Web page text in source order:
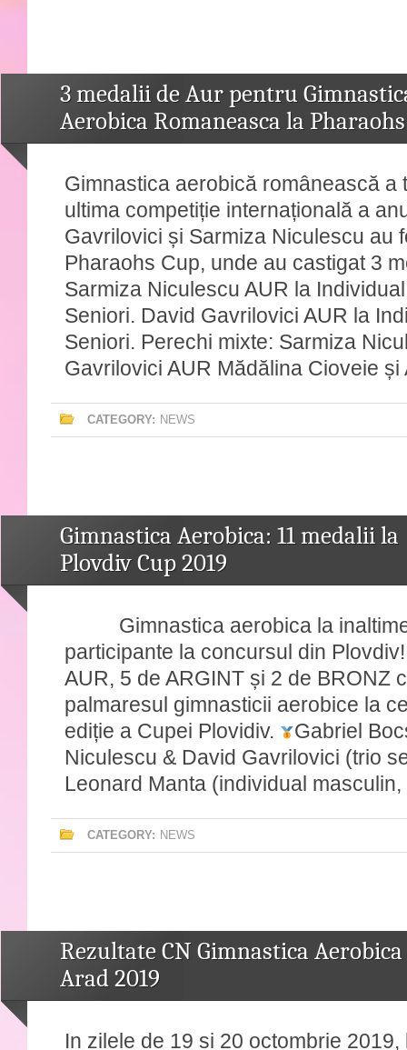
3 medalii de Aur pentru
Aerobica Romaneasca la
Gimnastica aerobică românească a
ultima competiție internațională a
Gavrilovici și Sarmiza Niculescu au
Pharaohs Cup, unde au castigat 3
Sarmiza Niculescu AUR la
Seniori. David Gavrilovici AUR la
Seniori. Perechi mixte: Sarmiza
Gavrilovici AUR Mădălina Cioveie
CATEGORY: NEWS
Gimnastica Aerobica: 11 medalii la
Plovdiv Cup 2019
Gimnastica aerobica la
participante la concursul din
AUR, 5 de ARGINT și 2 de BRONZ
palmaresul gimnasticii aerobice la
ediție a Cupei Plovidiv.
Gabriel
Niculescu & David Gavrilovici (trio
Leonard Manta (individual
CATEGORY: NEWS
Rezultate CN Gimnastica
Arad 2019
In zilele de 19 si 20 octombrie 2019,